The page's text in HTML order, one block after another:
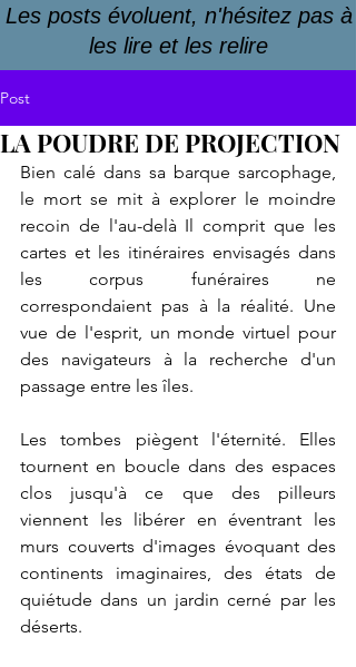
Les posts évoluent, n'hésitez pas à
les lire et les relire
Post
LA POUDRE DE PROJECTION
Bien calé dans sa barque sarcophage,
le mort se mit à explorer le moindre
recoin de l'au-delà Il comprit que les
cartes et les itinéraires envisagés dans
les corpus funéraires ne
correspondaient pas à la réalité. Une
vue de l'esprit, un monde virtuel pour
des navigateurs à la recherche d'un
passage entre les îles.
Les tombes piègent l'éternité. Elles
tournent en boucle dans des espaces
clos jusqu'à ce que des pilleurs
viennent les libérer en éventrant les
murs couverts d'images évoquant des
continents imaginaires, des états de
quiétude dans un jardin cerné par les
déserts.